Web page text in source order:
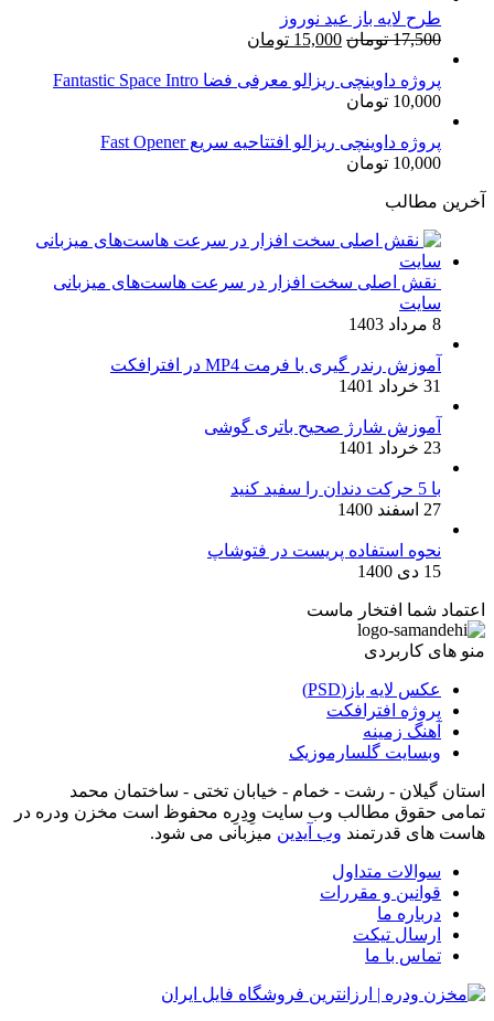
طرح لایه باز عید نوروز
17,500 تومان قیمت
17,500 تومان
15,000 تومان
15,000 تومان.
پروژه داوینچی ریزالو معرفی فضا Fantastic Space Intro
10,000 تومان
پروژه داوینچی ریزالو افتتاحیه سریع Fast Opener
10,000 تومان
آخرین مطالب
نقش اصلی سخت افزار در سرعت هاست‌های میزبانی
سایت
8 مرداد 1403
آموزش رندر گیری با فرمت MP4 در افترافکت
31 خرداد 1401
آموزش شارژ صحیح باتری گوشی
23 خرداد 1401
با 5 حرکت دندان را سفید کنید
27 اسفند 1400
نحوه استفاده پریست در فتوشاپ
15 دی 1400
اعتماد شما افتخار ماست
منو های کاربردی
عکس لایه باز(PSD)
پروژه افترافکت
آهنگ زمینه
وبسایت گلسارموزیک
استان گیلان - رشت - خمام - خیابان تختی - ساختمان محمد
تمامی حقوق مطالب وب سایت وِدِرِه محفوظ است مخزن ودره در
هاست های قدرتمند وب آیدین میزبانی می شود.
سوالات متداول
قوانین و مقررات
درباره ما
ارسال تیکت
تماس با ما